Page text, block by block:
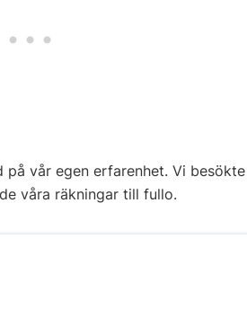
på vår egen erfarenhet. Vi
våra räkningar till fullo.